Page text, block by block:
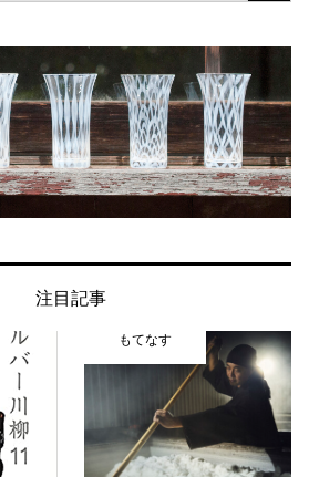
注目記事
もてなす